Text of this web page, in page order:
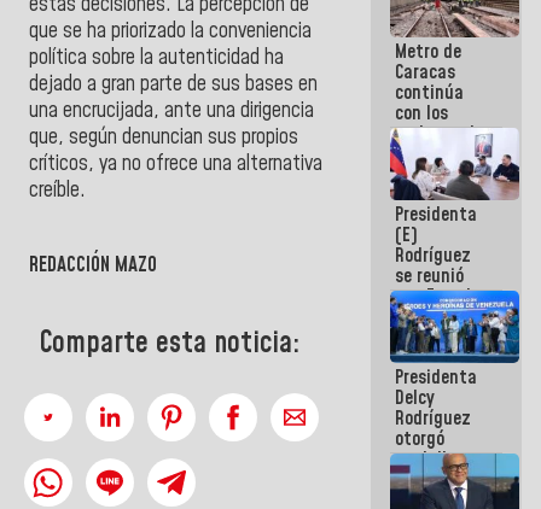
que se ha priorizado la conveniencia
política sobre la autenticidad ha
dejado a gran parte de sus bases en
una encrucijada, ante una dirigencia
que, según denuncian sus propios
críticos, ya no ofrece una alternativa
creíble.
REDACCIÓN MAZO
Comparte esta noticia:
Metro de
Caracas
continúa
con los
trabajos de
mantenimiento
e inspección
en la Línea 2
Presidenta
(E)
Rodríguez
se reunió
con Estado
Mayor
Eléctrico
para
abordar
planes de
acción
Presidenta
Delcy
Rodríguez
otorgó
medalla
"Héroe de
Venezuela"